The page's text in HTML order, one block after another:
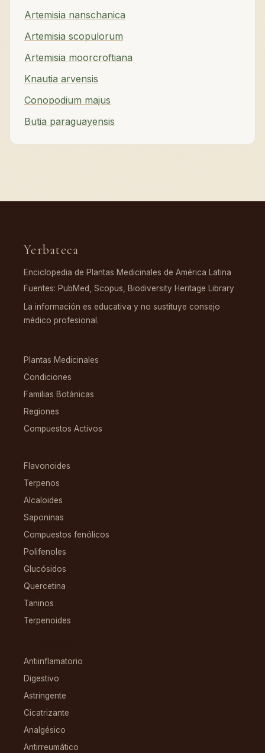
Artemisia nanschanica
Artemisia scopulorum
Artemisia moorcroftiana
Knautia arvensis
Conopodium majus
Butia paraguayensis
Yerbateca
Enciclopedia de Plantas Medicinales de América Latina
Fuentes: PubMed, Scopus, Biodiversity Heritage Library
La información es educativa y no sustituye consejo
médico profesional.
Plantas Medicinales
Condiciones
Familias Botánicas
Regiones
Compuestos Activos
Flavonoides
Terpenos
Alcaloides
Saponinas
Compuestos fenólicos
Polifenoles
Glucósidos
Quercetina
Taninos
Terpenoides
Antiinflamatorio
Digestivo
Astringente
Cicatrizante
Analgésico
Antirreumático